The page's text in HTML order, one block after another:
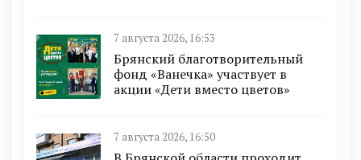
7 августа 2026, 16:53
Брянский благотворительный
фонд «Ванечка» участвует в
акции «Дети вместо цветов»
7 августа 2026, 16:50